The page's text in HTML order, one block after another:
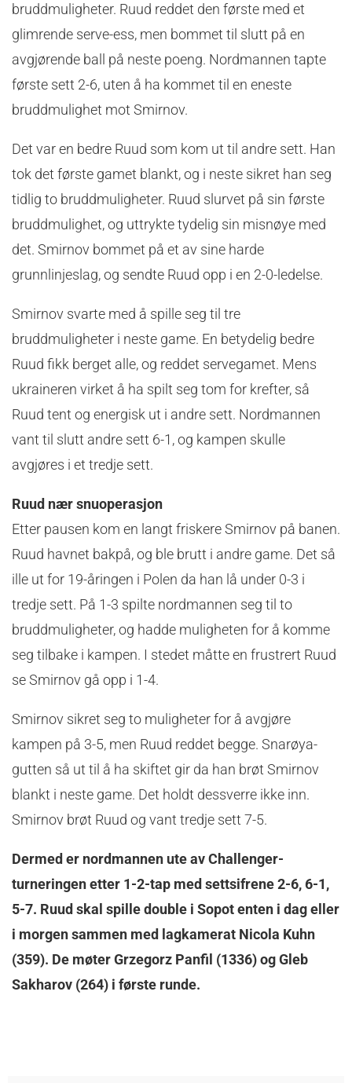
bruddmuligheter. Ruud reddet den første med et
glimrende serve-ess, men bommet til slutt på en
avgjørende ball på neste poeng. Nordmannen tapte
første sett 2-6, uten å ha kommet til en eneste
bruddmulighet mot Smirnov.
Det var en bedre Ruud som kom ut til andre sett. Han
tok det første gamet blankt, og i neste sikret han seg
tidlig to bruddmuligheter. Ruud slurvet på sin første
bruddmulighet, og uttrykte tydelig sin misnøye med
det. Smirnov bommet på et av sine harde
grunnlinjeslag, og sendte Ruud opp i en 2-0-ledelse.
Smirnov svarte med å spille seg til tre
bruddmuligheter i neste game. En betydelig bedre
Ruud fikk berget alle, og reddet servegamet. Mens
ukraineren virket å ha spilt seg tom for krefter, så
Ruud tent og energisk ut i andre sett. Nordmannen
vant til slutt andre sett 6-1, og kampen skulle
avgjøres i et tredje sett.
Ruud nær snuoperasjon
Etter pausen kom en langt friskere Smirnov på banen.
Ruud havnet bakpå, og ble brutt i andre game. Det så
ille ut for 19-åringen i Polen da han lå under 0-3 i
tredje sett. På 1-3 spilte nordmannen seg til to
bruddmuligheter, og hadde muligheten for å komme
seg tilbake i kampen. I stedet måtte en frustrert Ruud
se Smirnov gå opp i 1-4.
Smirnov sikret seg to muligheter for å avgjøre
kampen på 3-5, men Ruud reddet begge. Snarøya-
gutten så ut til å ha skiftet gir da han brøt Smirnov
blankt i neste game. Det holdt dessverre ikke inn.
Smirnov brøt Ruud og vant tredje sett 7-5.
Dermed er nordmannen ute av Challenger-
turneringen etter 1-2-tap med settsifrene 2-6, 6-1,
5-7. Ruud skal spille double i Sopot enten i dag eller
i morgen sammen med lagkamerat Nicola Kuhn
(359). De møter Grzegorz Panfil (1336) og Gleb
Sakharov (264) i første runde.